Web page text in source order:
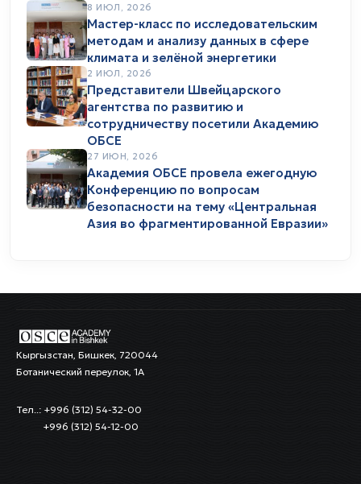
8 ИЮЛ, 2026
Мастер-класс по исследовательским
методам и анализу данных в сфере
климата и зелёной энергетики
2 ИЮЛ, 2026
Представители Швейцарского
агентства по развитию и
сотрудничеству посетили Академию
ОБСЕ
27 ИЮН, 2026
Академия ОБСЕ провела ежегодную
Конференцию по вопросам
безопасности на тему «Центральная
Азия во фрагментированной Евразии»
Кыргызстан, Бишкек, 720044
Ботанический переулок, 1А
Тел..: +996 (312) 54-32-00
+996 (312) 54-12-00